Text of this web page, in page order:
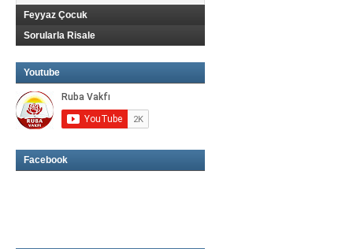
Feyyaz Çocuk
Sorularla Risale
Youtube
Facebook